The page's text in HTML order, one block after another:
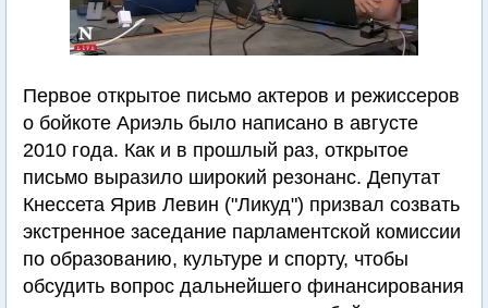
Первое открытое письмо актеров и режиссеров
о бойкоте Ариэль было написано в августе
2010 года. Как и в прошлый раз, открытое
письмо выразило широкий резонанс. Депутат
Кнессета Ярив Левин ("Ликуд") призвал созвать
экстренное заседание парламентской комиссии
по образованию, культуре и спорту, чтобы
обсудить вопрос дальнейшего финансирования